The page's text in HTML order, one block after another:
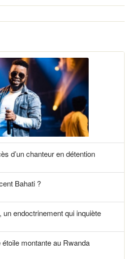
d’un chanteur en détention
Bahati ?
endoctrinement qui inquiète
montante au Rwanda